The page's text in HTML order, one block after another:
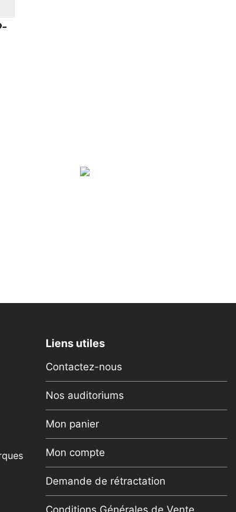
Liens utiles
Contactez-nous
Nos auditoriums
Mon panier
Mon compte
Demande de rétractation
Conditions Générales de Vente